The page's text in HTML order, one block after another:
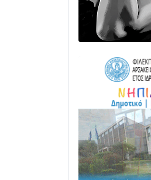
Διαβάστε την
κυκλοφορεί
24/07 • 11:31
ΣΤΗΝ
ΑΓΙΟ ΗΛΙΑ ΠΡΙΝ
24/07 • 11:03
ΤΟ ΠΑΡΤΥ
05/08 • 08:41
Στο σκοτάδι
Ναυπάκτου
04/08 • 19:47